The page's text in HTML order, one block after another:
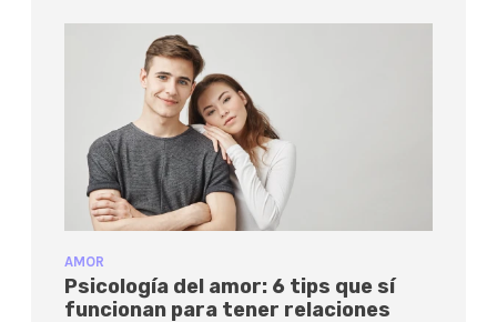
AMOR
Psicología del amor: 6 tips que sí
funcionan para tener relaciones